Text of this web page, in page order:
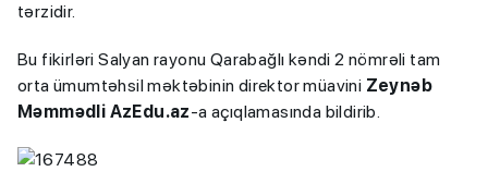
tərzidir.
Bu fikirləri Salyan rayonu Qarabağlı kəndi 2 nömrəli tam
orta ümumtəhsil məktəbinin direktor müavini Zeynəb
Məmmədli AzEdu.az-a açıqlamasında bildirib.